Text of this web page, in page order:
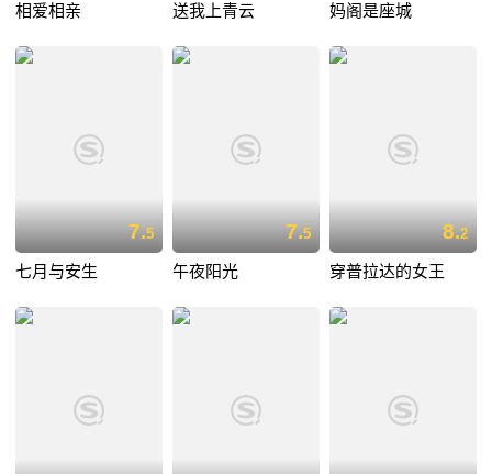
相爱相亲 送我上青云 妈阁是座城
7.5
七月与安生
7.5
午夜阳光
8.2
穿普拉达的女王